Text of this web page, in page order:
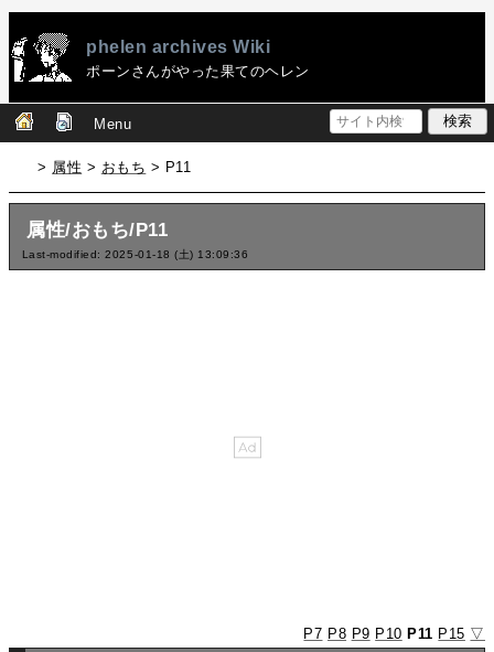
phelen archives Wiki
ポーンさんがやった果てのヘレン
Menu
> 属性 > おもち > P11
属性/おもち/P11
Last-modified: 2025-01-18 (土) 13:09:36
P7 P8 P9 P10 P11 P15 ▽